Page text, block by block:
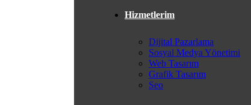
Hizmetlerim
Dijital Pazarlama
Sosyal Medya Yönetimi
Web Tasarım
Grafik Tasarım
Seo